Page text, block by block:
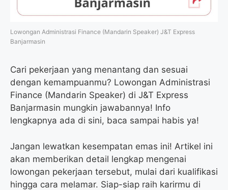
Lowongan Administrasi Finance (Mandarin Speaker) J&T Express
Banjarmasin
Cari pekerjaan yang menantang dan sesuai
dengan kemampuanmu? Lowongan Administrasi
Finance (Mandarin Speaker) di J&T Express
Banjarmasin mungkin jawabannya! Info
lengkapnya ada di sini, baca sampai habis ya!
Jangan lewatkan kesempatan emas ini! Artikel ini
akan memberikan detail lengkap mengenai
lowongan pekerjaan tersebut, mulai dari kualifikasi
hingga cara melamar. Siap-siap raih karirmu di